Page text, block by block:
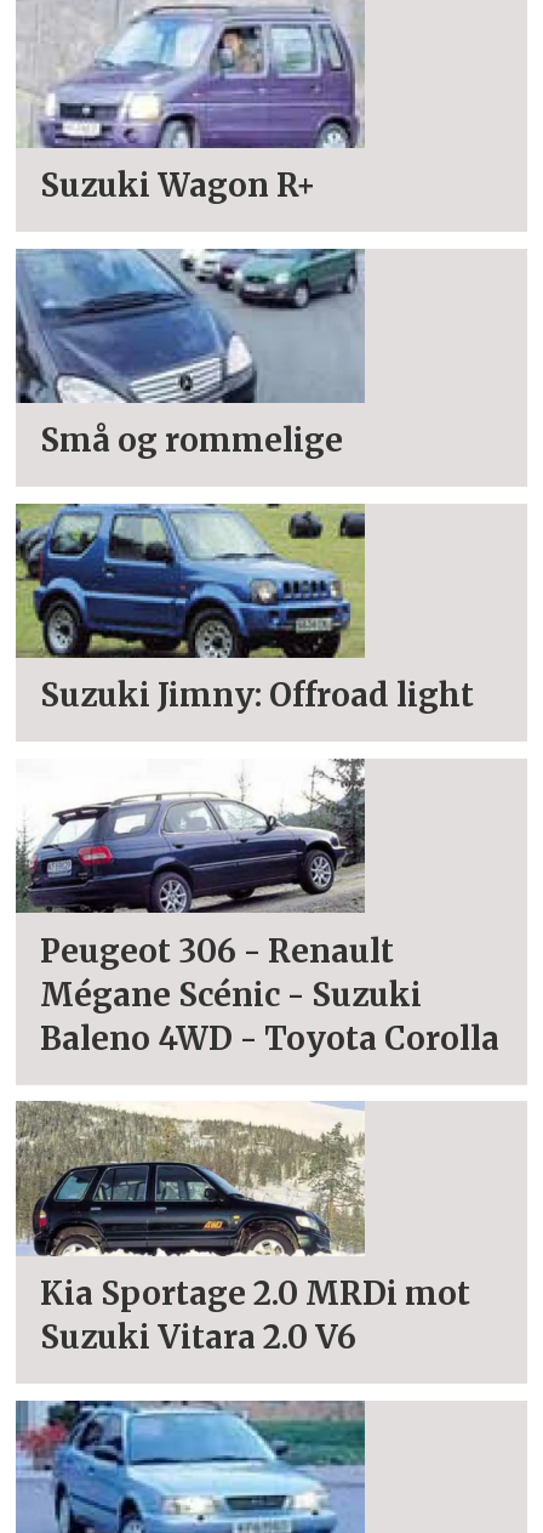
Suzuki Wagon R+
Små og rommelige
Suzuki Jimny: Offroad light
Peugeot 306 - Renault
Mégane Scénic - Suzuki
Baleno 4WD - Toyota Corolla
Kia Sportage 2.0 MRDi mot
Suzuki Vitara 2.0 V6